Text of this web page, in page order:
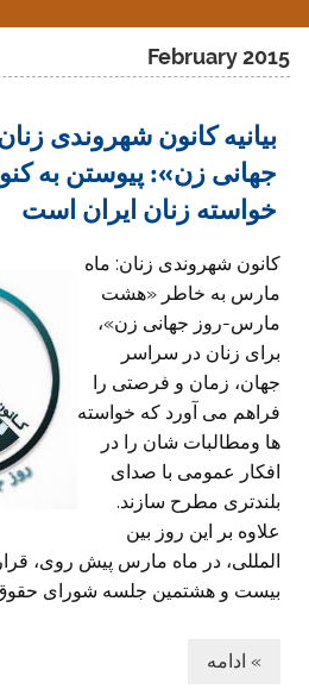
February 2015
بیانیه کانون شهروندی
جهانی زن»: پیوستن به
خواسته زنان ایران است
کانون شهروندی زنان: ماه
مارس به خاطر «هشت
مارس-روز جهانی زن»،
برای زنان در سراسر
جهان، زمان و فرصتی را
فراهم می آورد که خواسته
ها ومطالبات شان را در
افکار عمومی با صدای
بلندتری مطرح سازند.
علاوه بر این روز بین
المللی، در ماه مارس پیش روی،
بیست و هشتمین جلسه شورای
» ادامه